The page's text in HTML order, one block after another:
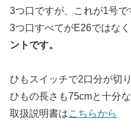
3つ口ですが、これが1号で
3つ口すべてがE26ではなく
ントです。
ひもスイッチで2口分が切
ひもの長さも75cmと十分
取扱説明書はこちらから